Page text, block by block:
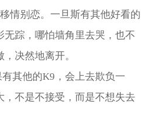
情别恋。一旦斯有其他好看的
无踪，哪怕墙角里去哭，也不
决然地离开。
有其他的K9，会上去欺负一
，不是不接受，而是不想失去